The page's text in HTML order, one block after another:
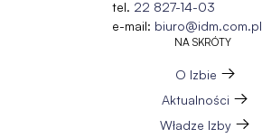
tel. 22 827-14-03
e-mail: biuro@idm.com.pl
NA SKRÓTY
O Izbie
Aktualności
Władze Izby